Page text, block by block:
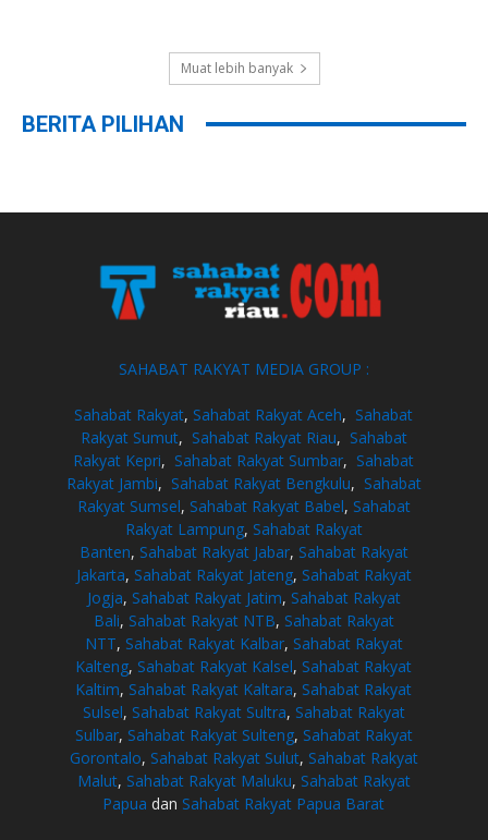
Muat lebih banyak
BERITA PILIHAN
SAHABAT RAKYAT MEDIA GROUP :
Sahabat Rakyat, Sahabat Rakyat Aceh, Sahabat
Rakyat Sumut, Sahabat Rakyat Riau, Sahabat
Rakyat Kepri, Sahabat Rakyat Sumbar, Sahabat
Rakyat Jambi, Sahabat Rakyat Bengkulu, Sahabat
Rakyat Sumsel, Sahabat Rakyat Babel, Sahabat
Rakyat Lampung, Sahabat Rakyat
Banten, Sahabat Rakyat Jabar, Sahabat Rakyat
Jakarta, Sahabat Rakyat Jateng, Sahabat Rakyat
Jogja, Sahabat Rakyat Jatim, Sahabat Rakyat
Bali, Sahabat Rakyat NTB, Sahabat Rakyat
NTT, Sahabat Rakyat Kalbar, Sahabat Rakyat
Kalteng, Sahabat Rakyat Kalsel, Sahabat Rakyat
Kaltim, Sahabat Rakyat Kaltara, Sahabat Rakyat
Sulsel, Sahabat Rakyat Sultra, Sahabat Rakyat
Sulbar, Sahabat Rakyat Sulteng, Sahabat Rakyat
Gorontalo, Sahabat Rakyat Sulut, Sahabat Rakyat
Malut, Sahabat Rakyat Maluku, Sahabat Rakyat
Papua dan Sahabat Rakyat Papua Barat